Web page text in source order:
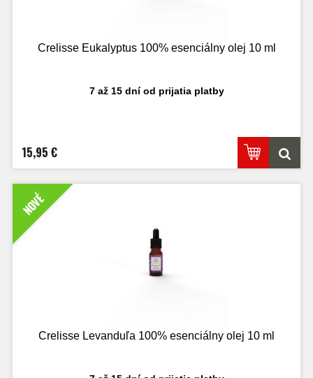
Crelisse Eukalyptus 100% esenciálny olej 10 ml
7 až 15 dní od prijatia platby
15,95 €
NOVÉ
Crelisse Levanduľa 100% esenciálny olej 10 ml